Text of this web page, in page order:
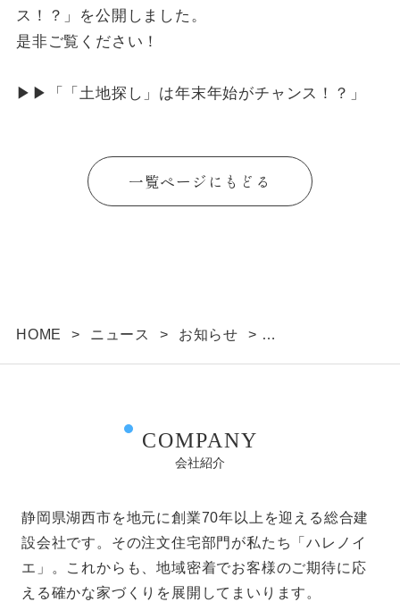
ス！？」を公開しました。
是非ご覧ください！
▶▶「「土地探し」は年末年始がチャンス！？」
一覧ページにもどる
HOME > ニュース > お知らせ
>
COMPANY
会社紹介
静岡県湖西市を地元に創業70年以上を迎える総合建
設会社です。その注文住宅部門が私たち「ハレノイ
エ」。これからも、地域密着でお客様のご期待に応
える確かな家づくりを展開してまいります。